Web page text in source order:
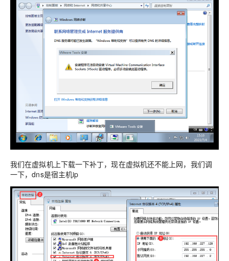
我们在虚拟机上下载一下补丁，现在虚拟机还不能上网，我们调
一下，dns是宿主机ip